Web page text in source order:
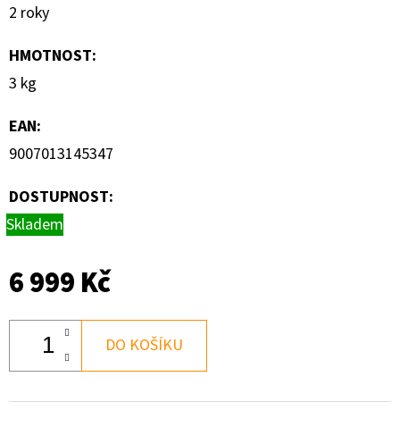
2 roky
HMOTNOST:
3 kg
EAN:
9007013145347
DOSTUPNOST:
Skladem
6 999 Kč
DO KOŠÍKU